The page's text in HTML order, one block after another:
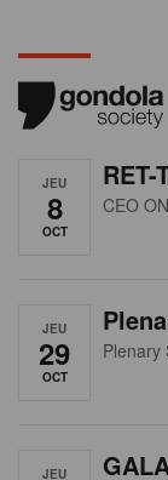
JEU
8
OCT
RET-
CEO
JEU
29
OCT
Plenary
JEU